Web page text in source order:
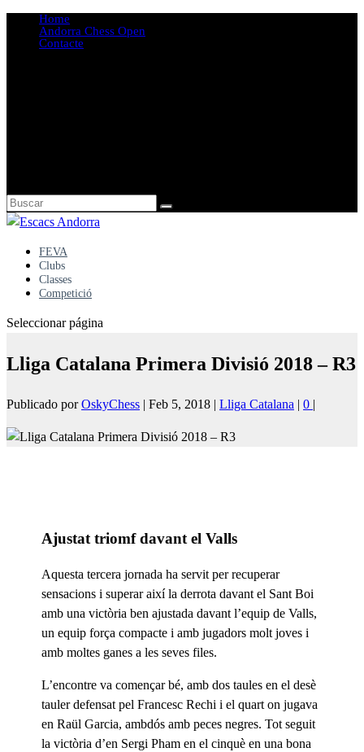
Home
Andorra Chess Open
Contacte
FEVA
Clubs
Classes
Competició
Seleccionar página
Lliga Catalana Primera Divisió 2018 – R3
Publicado porOskyChess | Feb 5, 2018 | Lliga Catalana | 0 |
Ajustat triomf davant el Valls
Aquesta tercera jornada ha servit per recuperar
sensacions i superar així la derrota davant el Sant Boi
amb una victòria ben ajustada davant l’equip de Valls,
un equip força compacte i amb jugadors molt joves i
amb moltes ganes a les seves files.
L’encontre va començar bé, amb dos taules en el desè
tauler defensat pel Francesc Rechi i el quart on jugava
en Raül Garcia, ambdós amb peces negres. Tot seguit
la victòria d’en Sergi Pham en el cinquè en una bona